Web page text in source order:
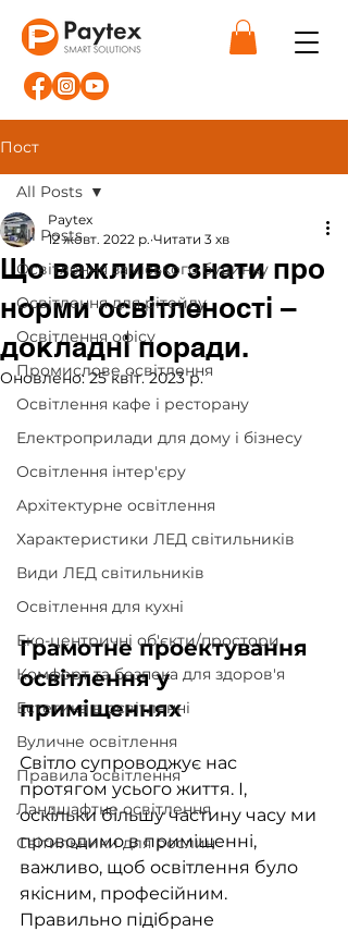
Пост
All Posts
Освітлення заміського будинку
Освітлення для рітейлу
Освітлення офісу
Промислове освітлення
Освітлення кафе і ресторану
Електроприлади для дому і бізнесу
Освітлення інтер'єру
Архітектурне освітлення
Характеристики ЛЕД світильників
Види ЛЕД світильників
Освітлення для кухні
Еко-центричні об'єкти/простори
Комфорт та безпека для здоров'я
Естетика в освітленні
Вуличне освітлення
Правила освітлення
Ландшафтне освітлення
Світильники для рослин
All Posts
Що важливо знати про
норми освітленості –
докладні поради.
Paytex
12 жовт. 2022 р. Читати 3 хв
Оновлено:25 квіт. 2023 р.
Грамотне проектування
освітлення у
приміщеннях
Світло супроводжує нас
протягом усього життя. І,
оскільки більшу частину часу ми
проводимо в приміщенні,
важливо, щоб освітлення було
якісним, професійним.
Правильно підібране